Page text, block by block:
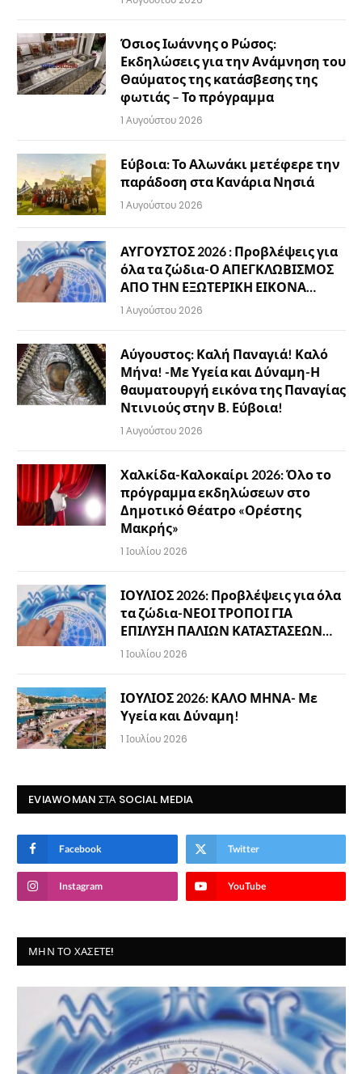
Όσιος Ιωάννης ο Ρώσος:
Εκδηλώσεις για την Ανάμνηση του
Θαύματος της κατάσβεσης της
φωτιάς – Το πρόγραμμα
1 Αυγούστου 2026
Εύβοια: Το Αλωνάκι μετέφερε την
παράδοση στα Κανάρια Νησιά
1 Αυγούστου 2026
ΑΥΓΟΥΣΤΟΣ 2026 : Προβλέψεις για
όλα τα ζώδια-Ο ΑΠΕΓΚΛΩΒΙΣΜΟΣ
ΑΠΟ ΤΗΝ ΕΞΩΤΕΡΙΚΗ ΕΙΚΟΝΑ…
1 Αυγούστου 2026
Αύγουστος: Καλή Παναγιά! Καλό
Μήνα! -Με Υγεία και Δύναμη-Η
θαυματουργή εικόνα της Παναγίας
Ντινιούς στην Β. Εύβοια!
1 Αυγούστου 2026
Χαλκίδα-Καλοκαίρι 2026: Όλο το
πρόγραμμα εκδηλώσεων στο
Δημοτικό Θέατρο «Ορέστης
Μακρής»
1 Ιουλίου 2026
ΙΟΥΛΙΟΣ 2026: Προβλέψεις για όλα
τα ζώδια-ΝΕΟΙ ΤΡΟΠΟΙ ΓΙΑ
ΕΠΙΛΥΣΗ ΠΑΛΙΩΝ ΚΑΤΑΣΤΑΣΕΩΝ…
1 Ιουλίου 2026
ΙΟΥΛΙΟΣ 2026: ΚΑΛΟ ΜΗΝΑ- Με
Υγεία και Δύναμη!
1 Ιουλίου 2026
EVIAWOMAN ΣΤΑ SOCIAL MEDIA
Facebook Twitter
Instagram YouTube
ΜΗΝ ΤΟ ΧΆΣΕΤΕ!